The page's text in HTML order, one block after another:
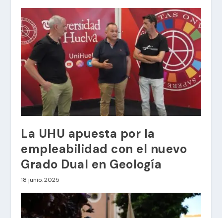
La UHU apuesta por la
empleabilidad con el nuevo
Grado Dual en Geología
18 junio, 2025